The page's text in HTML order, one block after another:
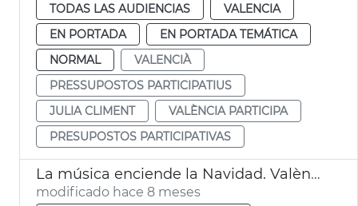
TODAS LAS AUDIENCIAS
VALENCIA
EN PORTADA
EN PORTADA TEMÁTICA
NORMAL
VALENCIÀ
PRESSUPOSTOS PARTICIPATIUS
JULIA CLIMENT
VALÈNCIA PARTICIPA
PRESUPOSTOS PARTICIPATIVAS
La música enciende la Navidad. València
modificado hace 8 meses